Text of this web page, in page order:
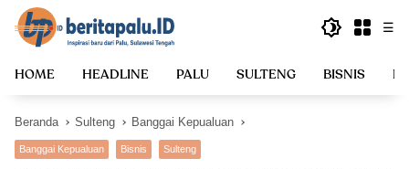
Langsung
konten
☰
HOME HEADLINE PALU SULTENG BISNIS
Beranda Sulteng Banggai Kepualuan
Banggai Kepualuan Bisnis Sulteng